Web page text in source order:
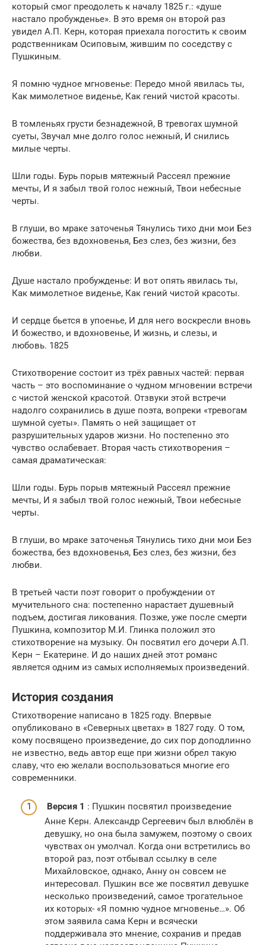
который смог преодолеть к началу 1825 г.: «душе
настало пробужденье». В это время он второй раз
увидел А.П. Керн, которая приехала погостить к своим
родственникам Осиповым, жившим по соседству с
Пушкиным.
Я помню чудное мгновенье: Передо мной явилась ты,
Как мимолетное виденье, Как гений чистой красоты.
В томленьях грусти безнадежной, В тревогах шумной
суеты, Звучал мне долго голос нежный, И снились
милые черты.
Шли годы. Бурь порыв мятежный Рассеял прежние
мечты, И я забыл твой голос нежный, Твои небесные
черты.
В глуши, во мраке заточенья Тянулись тихо дни мои Без
божества, без вдохновенья, Без слез, без жизни, без
любви.
Душе настало пробужденье: И вот опять явилась ты,
Как мимолетное виденье, Как гений чистой красоты.
И сердце бьется в упоенье, И для него воскресли вновь
И божество, и вдохновенье, И жизнь, и слезы, и
любовь. 1825
Стихотворение состоит из трёх равных частей: первая
часть – это воспоминание о чудном мгновении встречи
с чистой женской красотой. Отзвуки этой встречи
надолго сохранились в душе поэта, вопреки «тревогам
шумной суеты». Память о ней защищает от
разрушительных ударов жизни. Но постепенно это
чувство ослабевает. Вторая часть стихотворения –
самая драматическая:
Шли годы. Бурь порыв мятежный Рассеял прежние
мечты, И я забыл твой голос нежный, Твои небесные
черты.
В глуши, во мраке заточенья Тянулись тихо дни мои Без
божества, без вдохновенья, Без слез, без жизни, без
любви.
В третьей части поэт говорит о пробуждении от
мучительного сна: постепенно нарастает душевный
подъем, достигая ликования. Позже, уже после смерти
Пушкина, композитор М.И. Глинка положил это
стихотворение на музыку. Он посвятил его дочери А.П.
Керн – Екатерине. И до наших дней этот романс
является одним из самых исполняемых произведений.
История создания
Стихотворение написано в 1825 году. Впервые
опубликовано в «Северных цветах» в 1827 году. О том,
кому посвящено произведение, до сих пор доподлинно
не известно, ведь автор еще при жизни обрел такую
славу, что ею желали воспользоваться многие его
современники.
Версия 1 : Пушкин посвятил произведение
Анне Керн. Александр Сергеевич был влюблён в
девушку, но она была замужем, поэтому о своих
чувствах он умолчал. Когда они встретились во
второй раз, поэт отбывал ссылку в селе
Михайловское, однако, Анну он совсем не
интересовал. Пушкин все же посвятил девушке
несколько произведений, самое трогательное
их которых- «Я помню чудное мгновенье…». Об
этом заявила сама Керн и всячески
поддерживала это мнение, сохранив и предав